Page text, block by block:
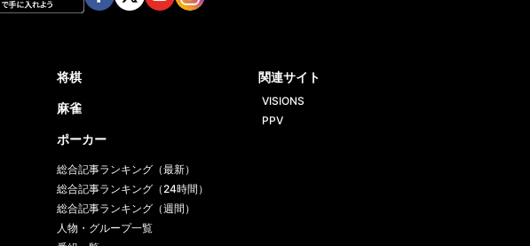
将棋
麻雀
ポーカー
総合記事ランキング（最新）
総合記事ランキング（24時間）
総合記事ランキング（週間）
人物・グループ一覧
関連サイト
VISIONS
PPV